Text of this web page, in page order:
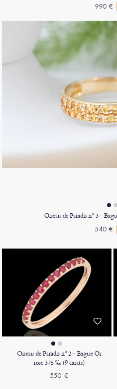
990 €
Oiseau de Paradis nº 3 -
540 €
Oiseau de Paradis nº 2 - Bague Or
rose 375 ‰ (9 carats)
550 €